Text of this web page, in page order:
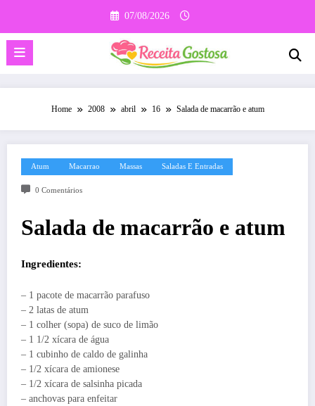
o
conteúdo
07/08/2026
Home 2008 abril 16 Salada de macarrão e atum
Atum Macarrao Massas Saladas E Entradas
0 Comentários
Salada de macarrão e atum
Ingredientes:
– 1 pacote de macarrão parafuso
– 2 latas de atum
– 1 colher (sopa) de suco de limão
– 1 1/2 xícara de água
– 1 cubinho de caldo de galinha
– 1/2 xícara de amionese
– 1/2 xícara de salsinha picada
– anchovas para enfeitar